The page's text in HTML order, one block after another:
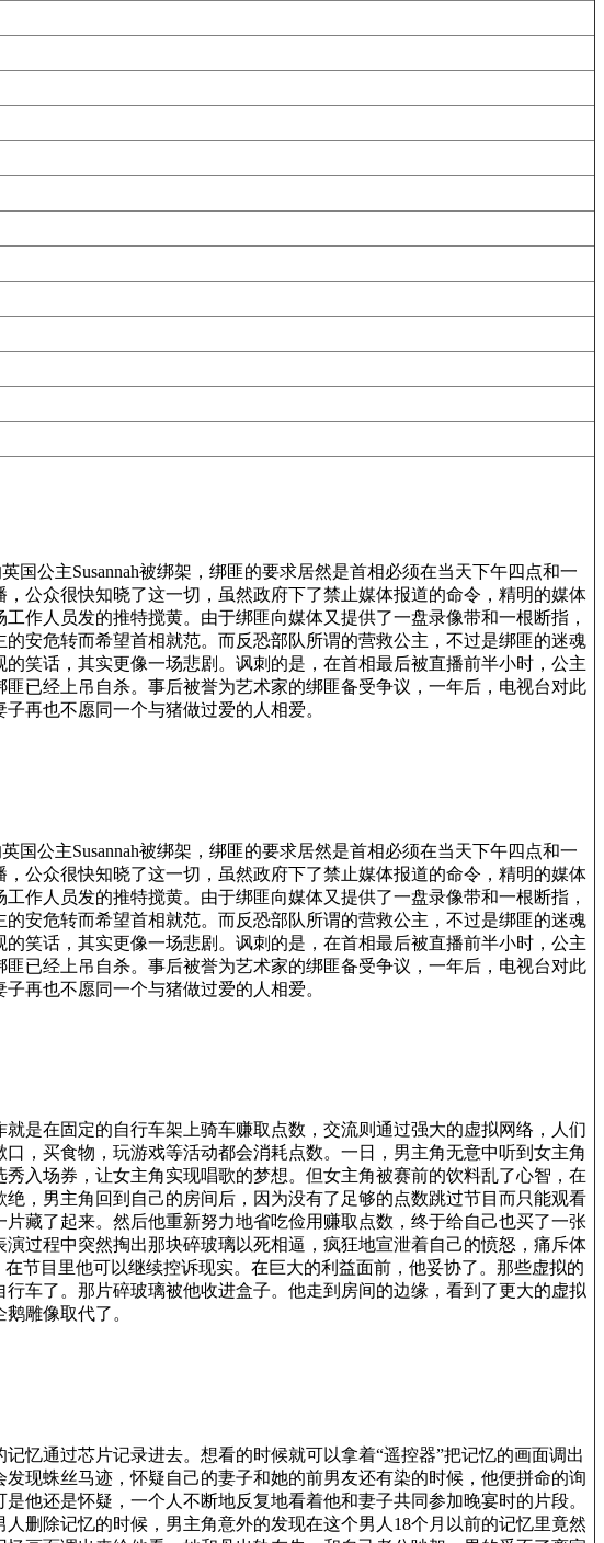
公主Susannah被绑架，绑匪的要求居然是首相必须在当天下午四点和一
公众很快知晓了这一切，虽然政府下了禁止媒体报道的命令，精明的媒体
作人员发的推特搅黄。由于绑匪向媒体又提供了一盘录像带和一根断指，
安危转而希望首相就范。而反恐部队所谓的营救公主，不过是绑匪的迷魂
笑话，其实更像一场悲剧。讽刺的是，在首相最后被直播前半小时，公主
已经上吊自杀。事后被誉为艺术家的绑匪备受争议，一年后，电视台对此
再也不愿同一个与猪做过爱的人相爱。
公主Susannah被绑架，绑匪的要求居然是首相必须在当天下午四点和一
公众很快知晓了这一切，虽然政府下了禁止媒体报道的命令，精明的媒体
作人员发的推特搅黄。由于绑匪向媒体又提供了一盘录像带和一根断指，
安危转而希望首相就范。而反恐部队所谓的营救公主，不过是绑匪的迷魂
笑话，其实更像一场悲剧。讽刺的是，在首相最后被直播前半小时，公主
已经上吊自杀。事后被誉为艺术家的绑匪备受争议，一年后，电视台对此
再也不愿同一个与猪做过爱的人相爱。
是在固定的自行车架上骑车赚取点数，交流则通过强大的虚拟网络，人们
，买食物，玩游戏等活动都会消耗点数。一日，男主角无意中听到女主角
入场券，让女主角实现唱歌的梦想。但女主角被赛前的饮料乱了心智，在
，男主角回到自己的房间后，因为没有了足够的点数跳过节目而只能观看
藏了起来。然后他重新努力地省吃俭用赚取点数，终于给自己也买了一张
过程中突然掏出那块碎玻璃以死相逼，疯狂地宣泄着自己的愤怒，痛斥体
节目里他可以继续控诉现实。在巨大的利益面前，他妥协了。那些虚拟的
车了。那片碎玻璃被他收进盒子。他走到房间的边缘，看到了更大的虚拟
雕像取代了。
忆通过芯片记录进去。想看的时候就可以拿着“遥控器”把记忆的画面调出
现蛛丝马迹，怀疑自己的妻子和她的前男友还有染的时候，他便拼命的询
他还是怀疑，一个人不断地反复地看着他和妻子共同参加晚宴时的片段。
删除记忆的时候，男主角意外的发现在这个男人18个月以前的记忆里竟然